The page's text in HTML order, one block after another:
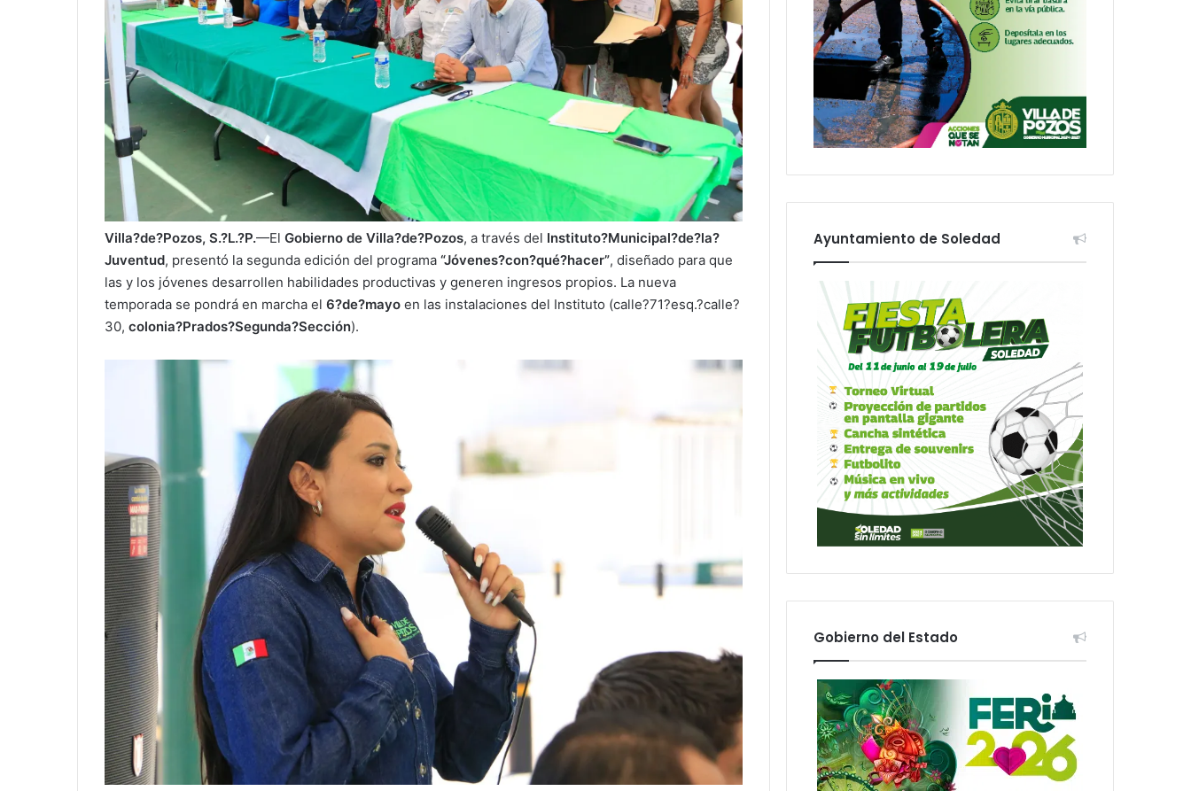
Villa?de?Pozos, S.?L.?P.—El Gobierno de Villa?de?Pozos, a través del Instituto?Municipal?de?la?
Juventud, presentó la segunda edición del programa “Jóvenes?con?qué?hacer”, diseñado para que
las y los jóvenes desarrollen habilidades productivas y generen ingresos propios. La nueva
temporada se pondrá en marcha el 6?de?mayo en las instalaciones del Instituto (calle?71?esq.?calle?
30, colonia?Prados?Segunda?Sección).
Ayuntamiento de Soledad
Gobierno del Estado